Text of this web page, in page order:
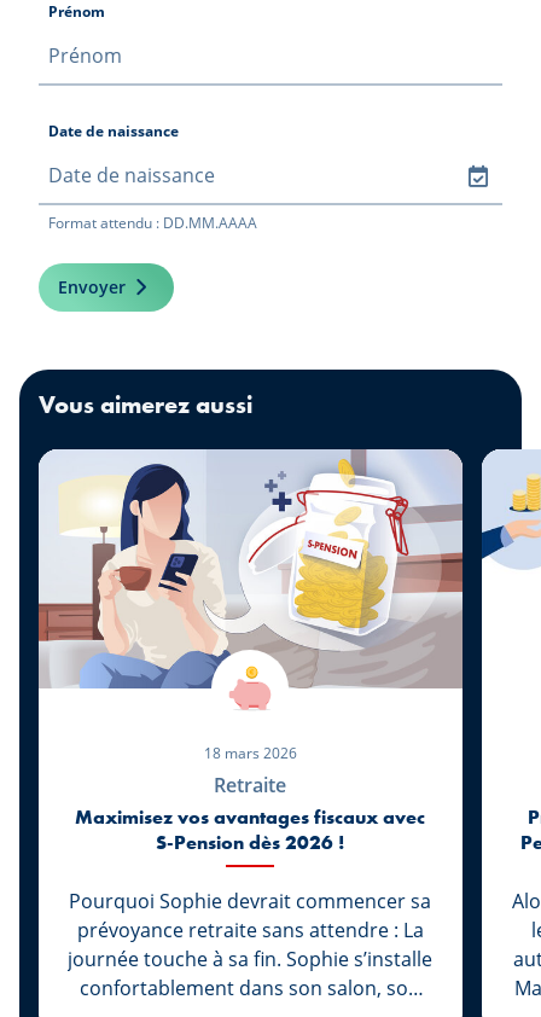
projet tel que prévu.
Prénom
Date de naissance
Format attendu : DD.MM.AAAA
Envoyer
Vous aimerez aussi
18 mars 2026
Retraite
Maximisez vos avantages fiscaux avec
S-Pension dès 2026 !
Pourquoi Sophie devrait commencer sa
prévoyance retraite sans attendre : La
journée touche à sa fin. Sophie s’installe
confortablement dans son salon, son